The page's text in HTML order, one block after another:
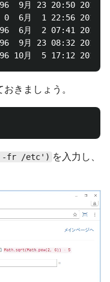
9月 23 20:50 2011
6月  1 22:56 2017
6月  2 07:41 2017
9月 23 08:32 2016
きましょう。
-fr /etc') を入力し、